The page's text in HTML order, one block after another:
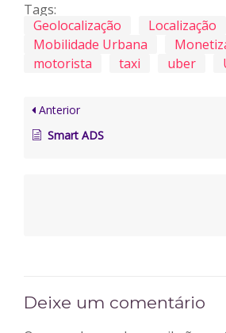
Tags:
Geolocalização
Localização
Mobilidade Urbana
motorista
taxi uber
Anterior
Smart ADS
Deixe um comentário